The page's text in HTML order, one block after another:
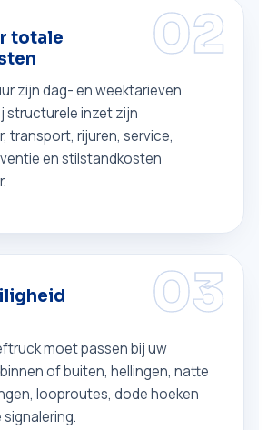
02
totale
zijn dag- en weektarieven
structurele inzet zijn
transport, rijuren, service,
en stilstandkosten
03
moet passen bij uw
of buiten, hellingen, natte
looproutes, dode hoeken